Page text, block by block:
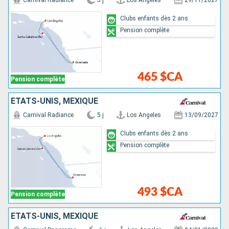
Pension complète 465 $CA
Clubs enfants dès 2 ans
Pension complète
ÉTATS-UNIS, MEXIQUE
Pension complète
Carnival Radiance 5 j Los Angeles 13/09/2027
493 $CA
Clubs enfants dès 2 ans
Pension complète
ÉTATS-UNIS, MEXIQUE